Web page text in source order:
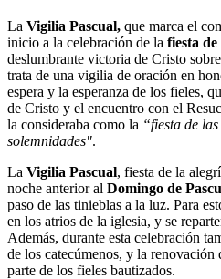
La Vigilia Pascual, que marca el
inicio a la celebración de la fiesta de
deslumbrante victoria de Cristo
trata de una vigilia de oración en
espera y la esperanza de los fieles,
de Cristo y el encuentro con el
la consideraba como la “fiesta de
solemnidades".
La Vigilia Pascual, fiesta de la
noche anterior al Domingo de
paso de las tinieblas a la luz. Para
en los atrios de la iglesia, y se
Además, durante esta celebración
de los catecúmenos, y la renovación
parte de los fieles bautizados.